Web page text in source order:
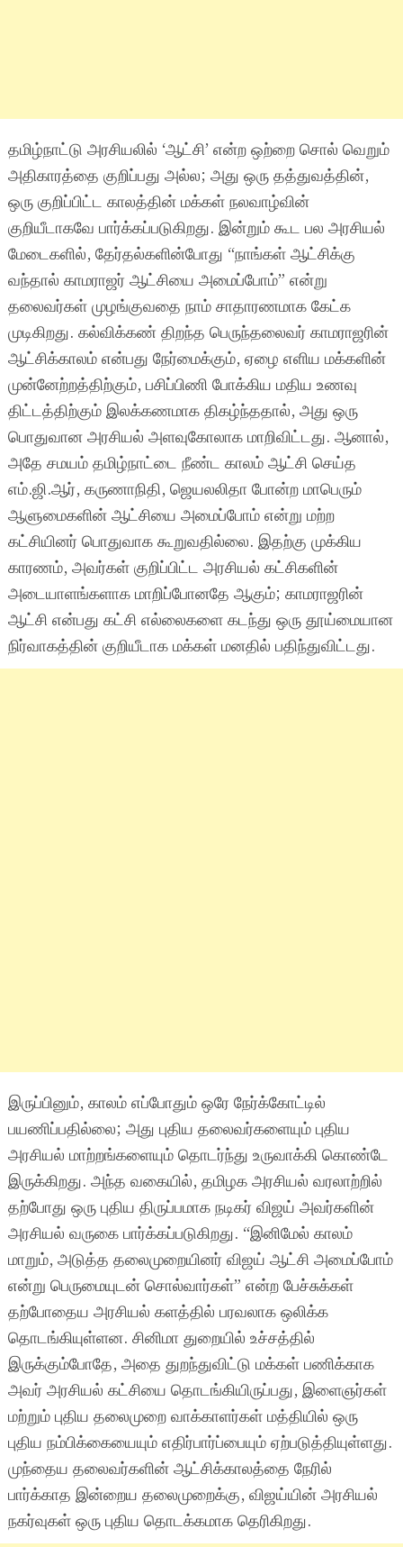
தமிழ்நாட்டு அரசியலில் ‘ஆட்சி’ என்ற ஒற்றை சொல் வெறும்
அதிகாரத்தை குறிப்பது அல்ல; அது ஒரு தத்துவத்தின்,
ஒரு குறிப்பிட்ட காலத்தின் மக்கள் நலவாழ்வின்
குறியீடாகவே பார்க்கப்படுகிறது. இன்றும் கூட பல அரசியல்
மேடைகளில், தேர்தல்களின்போது “நாங்கள் ஆட்சிக்கு
வந்தால் காமராஜர் ஆட்சியை அமைப்போம்” என்று
தலைவர்கள் முழங்குவதை நாம் சாதாரணமாக கேட்க
முடிகிறது. கல்விக்கண் திறந்த பெருந்தலைவர் காமராஜரின்
ஆட்சிக்காலம் என்பது நேர்மைக்கும், ஏழை எளிய மக்களின்
முன்னேற்றத்திற்கும், பசிப்பிணி போக்கிய மதிய உணவு
திட்டத்திற்கும் இலக்கணமாக திகழ்ந்ததால், அது ஒரு
பொதுவான அரசியல் அளவுகோலாக மாறிவிட்டது. ஆனால்,
அதே சமயம் தமிழ்நாட்டை நீண்ட காலம் ஆட்சி செய்த
எம்.ஜி.ஆர், கருணாநிதி, ஜெயலலிதா போன்ற மாபெரும்
ஆளுமைகளின் ஆட்சியை அமைப்போம் என்று மற்ற
கட்சியினர் பொதுவாக கூறுவதில்லை. இதற்கு முக்கிய
காரணம், அவர்கள் குறிப்பிட்ட அரசியல் கட்சிகளின்
அடையாளங்களாக மாறிப்போனதே ஆகும்; காமராஜரின்
ஆட்சி என்பது கட்சி எல்லைகளை கடந்து ஒரு தூய்மையான
நிர்வாகத்தின் குறியீடாக மக்கள் மனதில் பதிந்துவிட்டது.
இருப்பினும், காலம் எப்போதும் ஒரே நேர்க்கோட்டில்
பயணிப்பதில்லை; அது புதிய தலைவர்களையும் புதிய
அரசியல் மாற்றங்களையும் தொடர்ந்து உருவாக்கி கொண்டே
இருக்கிறது. அந்த வகையில், தமிழக அரசியல் வரலாற்றில்
தற்போது ஒரு புதிய திருப்பமாக நடிகர் விஜய் அவர்களின்
அரசியல் வருகை பார்க்கப்படுகிறது. “இனிமேல் காலம்
மாறும், அடுத்த தலைமுறையினர் விஜய் ஆட்சி அமைப்போம்
என்று பெருமையுடன் சொல்வார்கள்” என்ற பேச்சுக்கள்
தற்போதைய அரசியல் களத்தில் பரவலாக ஒலிக்க
தொடங்கியுள்ளன. சினிமா துறையில் உச்சத்தில்
இருக்கும்போதே, அதை துறந்துவிட்டு மக்கள் பணிக்காக
அவர் அரசியல் கட்சியை தொடங்கியிருப்பது, இளைஞர்கள்
மற்றும் புதிய தலைமுறை வாக்காளர்கள் மத்தியில் ஒரு
புதிய நம்பிக்கையையும் எதிர்பார்ப்பையும் ஏற்படுத்தியுள்ளது.
முந்தைய தலைவர்களின் ஆட்சிக்காலத்தை நேரில்
பார்க்காத இன்றைய தலைமுறைக்கு, விஜய்யின் அரசியல்
நகர்வுகள் ஒரு புதிய தொடக்கமாக தெரிகிறது.